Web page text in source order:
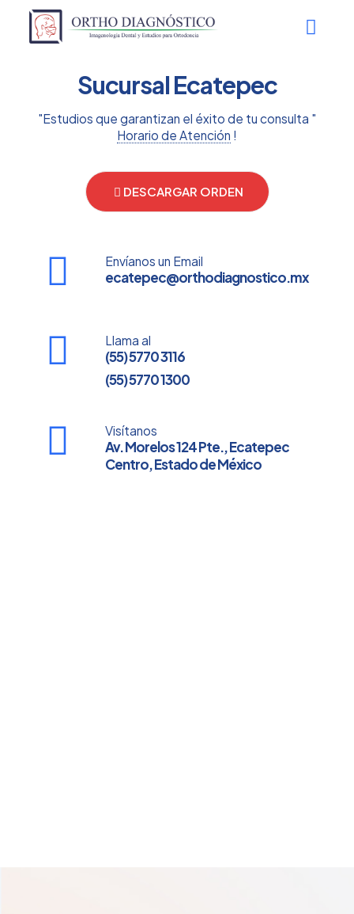
Sucursal Ecatepec
"Estudios que garantizan el éxito de tu consulta "
Horario de Atención !
DESCARGAR ORDEN
Envíanos un Email
ecatepec@orthodiagnostico.mx
Llama al
(55) 5770 3116
(55) 5770 1300
Visítanos
Av. Morelos 124 Pte., Ecatepec
Centro, Estado de México